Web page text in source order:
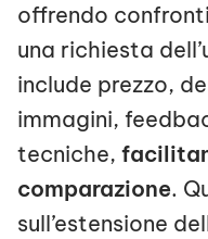
offrendo
una richiesta
include prezzo,
immagini,
tecniche,
comparazione.
sull’estensione